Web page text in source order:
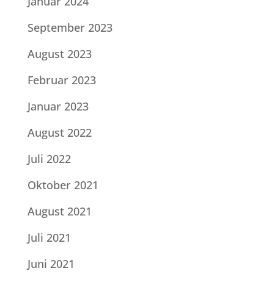
September 2023
August 2023
Februar 2023
Januar 2023
August 2022
Juli 2022
Oktober 2021
August 2021
Juli 2021
Juni 2021